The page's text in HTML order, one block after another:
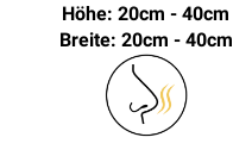
Höhe: 20cm - 40cm
Breite: 20cm - 40cm